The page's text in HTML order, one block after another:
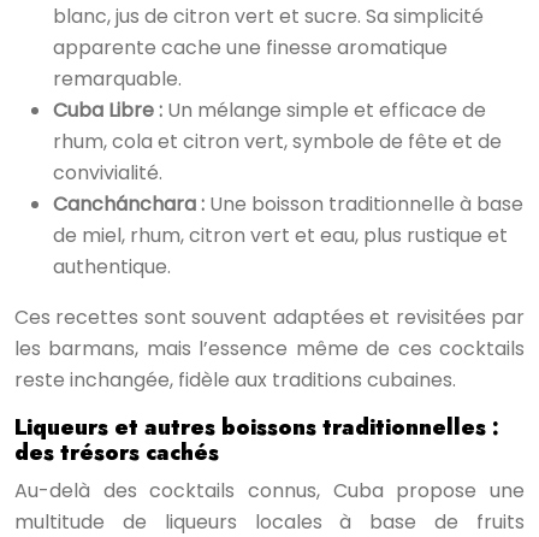
blanc, jus de citron vert et sucre. Sa simplicité
apparente cache une finesse aromatique
remarquable.
Cuba Libre : Un mélange simple et efficace de
rhum, cola et citron vert, symbole de fête et de
convivialité.
Canchánchara : Une boisson traditionnelle à base
de miel, rhum, citron vert et eau, plus rustique et
authentique.
Ces recettes sont souvent adaptées et revisitées par
les barmans, mais l’essence même de ces cocktails
reste inchangée, fidèle aux traditions cubaines.
Liqueurs et autres boissons traditionnelles :
des trésors cachés
Au-delà des cocktails connus, Cuba propose une
multitude de liqueurs locales à base de fruits